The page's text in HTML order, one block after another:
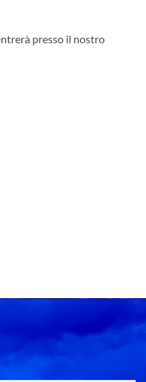
presso il nostro